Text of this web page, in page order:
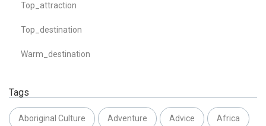
Top_attraction
Top_destination
Warm_destination
Tags
Aboriginal Culture Adventure Advice Africa